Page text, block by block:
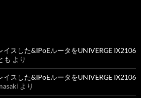
イスした&IPoEルータをUNIVERGE IX2106
も より
イスした&IPoEルータをUNIVERGE IX2106
より